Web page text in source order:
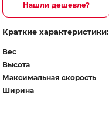
Нашли дешевле?
Краткие характеристики:
Вес
Высота
Максимальная скорость
Ширина